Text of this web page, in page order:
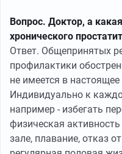
Вопрос. Доктор, а
хронического
Ответ. Общепринятых
профилактики
не имеется в
Индивидуально к
например - избегать
физическая
зале, плавание, отказ